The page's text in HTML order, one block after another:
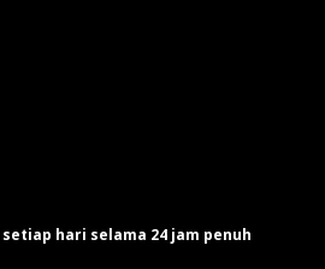
hari selama 24 jam penuh